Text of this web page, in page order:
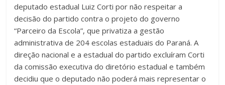
deputado estadual Luiz Corti por não respeitar a
decisão do partido contra o projeto do governo
“Parceiro da Escola”, que privatiza a gestão
administrativa de 204 escolas estaduais do Paraná. A
direção nacional e a estadual do partido excluíram Corti
da comissão executiva do diretório estadual e também
decidiu que o deputado não poderá mais representar o